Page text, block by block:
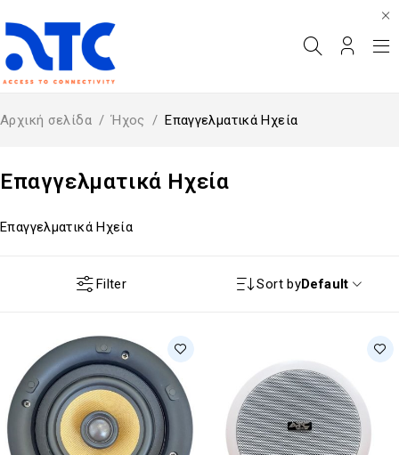
Επαγγελματικά Ηχεία
Αρχική σελίδα / Ήχος / Επαγγελματικά Ηχεία
Επαγγελματικά Ηχεία
Filter Sort byDefault